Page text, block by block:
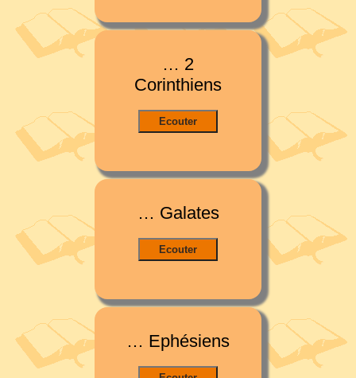
… 2
Corinthiens
… Galates
… Ephésiens